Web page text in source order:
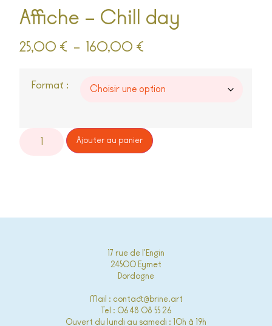
Affiche – Chill day
25,00 € – 160,00 €
Format :
Ajouter au panier
17 rue de l'Engin
24500 Eymet
Dordogne
Mail : contact@brine.art
Tel : 06 48 08 55 26
Ouvert du lundi au samedi : 10h à 19h